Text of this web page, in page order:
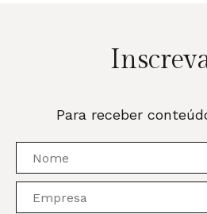
Para receber